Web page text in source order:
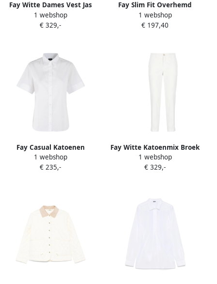
Fay Witte Dames Vest Jas
White Dames
1 webshop
€ 329,-
Fay Slim Fit Overhemd
White Dames
1 webshop
€ 197,40
Fay Casual Katoenen
Overhemd voor Mannen
White Dames
1 webshop
€ 235,-
Fay Witte Katoenmix Broek
met Zakken White Dames
1 webshop
€ 329,-